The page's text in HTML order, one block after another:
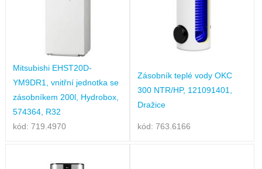
Mitsubishi EHST20D-
YM9DR1, vnitřní jednotka se
zásobníkem 200l, Hydrobox,
574364, R32
kód: 719.4970
Zásobník teplé vody OKC
300 NTR/HP, 121091401,
Dražice
kód: 763.6166